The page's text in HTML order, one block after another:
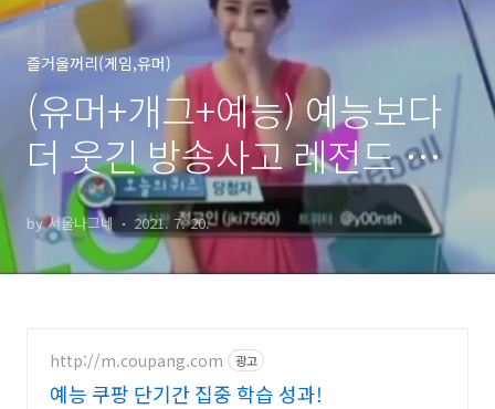
즐거울꺼리(게임,유머)
(유머+개그+예능) 예능보다
더 웃긴 방송사고 레전드 모
음_웃다 밥을 뿜(?)을수도
by 서울나그네 2021. 7. 20.
http://m.coupang.com 광고
예능 쿠팡 단기간 집중 학습 성과!